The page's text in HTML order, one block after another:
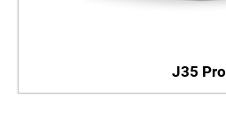
J35 Pro